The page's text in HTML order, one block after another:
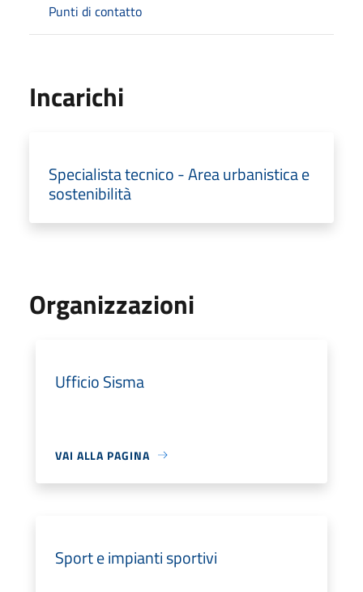
Punti di contatto
Incarichi
Specialista tecnico - Area urbanistica e
sostenibilità
Organizzazioni
Ufficio Sisma
VAI ALLA PAGINA
Sport e impianti sportivi